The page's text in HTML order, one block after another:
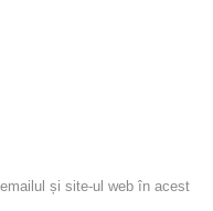
și site-ul web în acest